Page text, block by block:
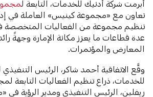
أبرمت شركة أدنيك للخدمات، التابعة ل
تعاون مع «مجموعة كينيس» العاملة في
تنظيم مجموعة من الفعاليات المتخصصة
عدة قطاعات ما يعزز مكانة الإمارة وجهةً
المعارض والمؤتمرات.
وقَّع الاتفاقية أحمد شاكر، الرئيس التنفيذي
للخدمات، ذراع تنظيم الفعاليات التابعة
ريفلين، الرئيس التنفيذي ومدير الرؤية